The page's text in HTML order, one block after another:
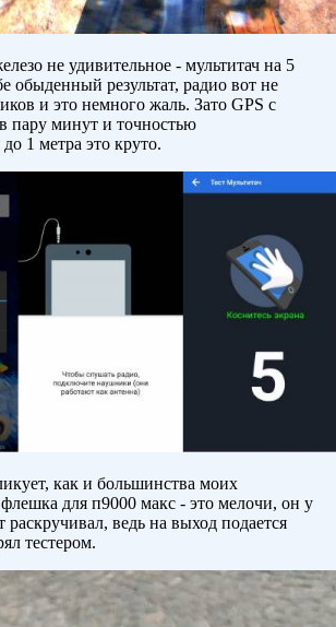
не удивительное - мультитач на 5
обыденный результат, радио вот не
и это немного жаль. Зато GPS с
пару минут и точностью
1 метра это круто.
как и большинства моих
для п9000 макс - это мелочи, он у
ведь на выход подается
тестером.